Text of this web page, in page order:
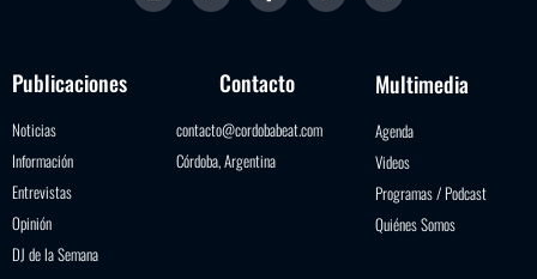
Publicaciones
Noticias
Información
Entrevistas
Opinión
DJ de la Semana
Contacto
contacto@cordobabeat.com
Córdoba, Argentina
Multimedia
Agenda
Videos
Programas / Podcast
Quiénes Somos